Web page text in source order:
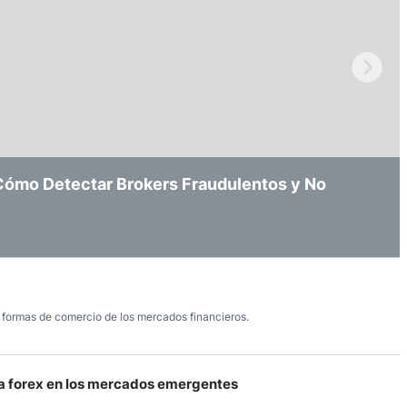
Detectar Brokers Fraudulentos y No
Decisiones al EUR/USD, el IBEX 35 y los
Empleo de EE UU (NFP) y su Impacto en
de comercio de los mercados financieros.
forex en los mercados emergentes